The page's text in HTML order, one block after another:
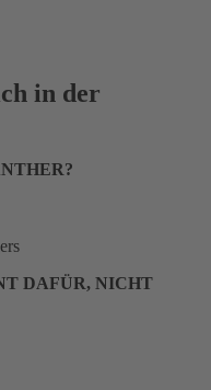
in der
DAFÜR, NICHT